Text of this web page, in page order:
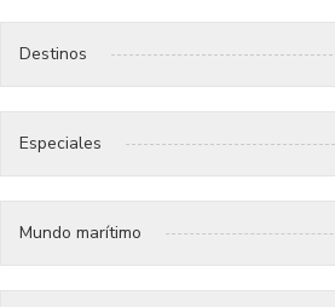
Destinos
Especiales
Mundo marítimo